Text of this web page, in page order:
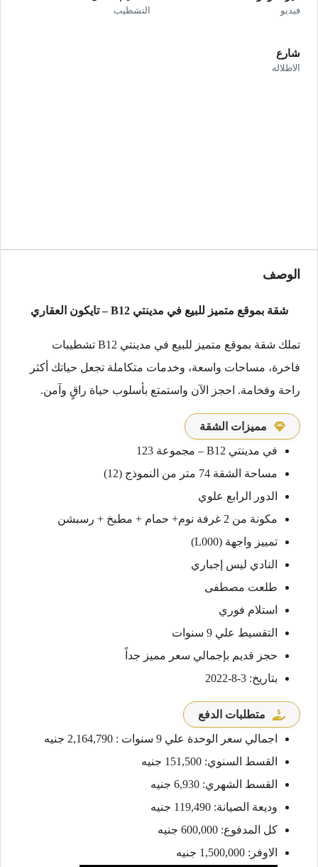
فيديو التشطيب
شارع
الاطلاله
الوصف
شقة بموقع متميز للبيع في مدينتي B12 – تايكون العقاري
تملك شقة بموقع متميز للبيع في مدينتي B12 تشطيبات
فاخرة، مساحات واسعة، وخدمات متكاملة تجعل حياتك أكثر
راحة وفخامة. احجز الآن واستمتع بأسلوب حياة راقٍ وآمن.
مميزات الشقة
في مدينتي B12 – مجموعة 123
مساحة الشقة 74 متر من النموذج (12)
الدور الرابع علوي
مكونة من 2 غرفة نوم+ حمام + مطبخ + رسبشن
تمييز واجهة (L000)
النادي ليس إجباري
طلعت مصطفى
استلام فوري
التقسيط علي 9 سنوات
حجز قديم بإجمالي سعر مميز جداً
بتاريخ: 3-8-2022
متطلبات الدفع
اجمالي سعر الوحدة علي 9 سنوات : 2,164,790 جنيه
القسط السنوي: 151,500 جنيه
القسط الشهري: 6,930 جنيه
وديعة الصيانة: 119,490 جنيه
كل المدفوع: 600,000 جنيه
الاوفر: 1,500,000 جنيه